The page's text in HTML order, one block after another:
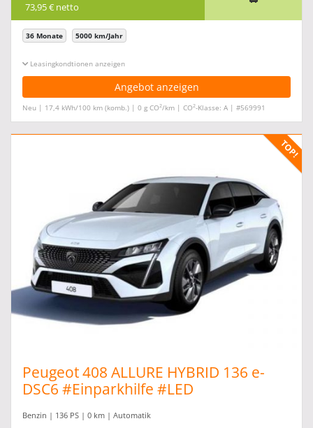
73,95 € netto
36 Monate 5000 km/Jahr
Leasingkonditionen ein-/ausblenden
Angebot anzeigen
Neu | 17,4 kWh/100 km (komb.) | 0 g CO2/km | CO2-Klasse: A | #569991
Peugeot 408 ALLURE HYBRID 136 e-
DSC6 #Einparkhilfe #LED
Benzin | 136 PS | 0 km | Automatik